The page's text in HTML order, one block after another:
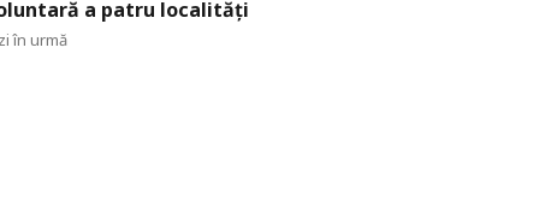
a patru localități
în urmă